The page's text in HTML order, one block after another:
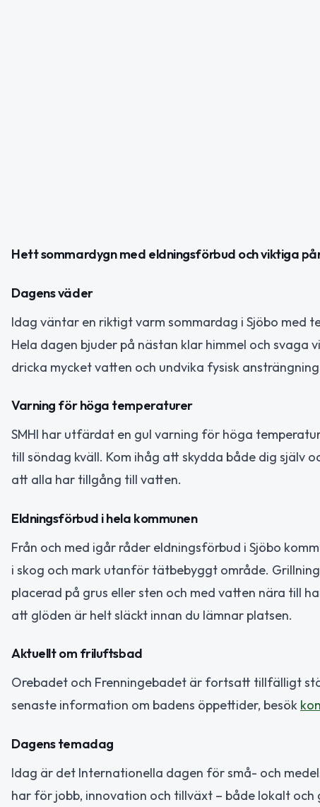
Hett sommardygn med eldningsförbud och viktiga
Dagens väder
Idag väntar en riktigt varm sommardag i Sjöbo med
Hela dagen bjuder på nästan klar himmel och svaga
dricka mycket vatten och undvika fysisk
Varning för höga temperaturer
SMHI har utfärdat en gul varning för höga
till söndag kväll. Kom ihåg att skydda både dig själv
att alla har tillgång till vatten.
Eldningsförbud i hela kommunen
Från och med igår råder eldningsförbud i Sjöbo
i skog och mark utanför tätbebyggt område.
placerad på grus eller sten och med vatten nära till
att glöden är helt släckt innan du lämnar platsen.
Aktuellt om friluftsbad
Orebadet och Frenningebadet är fortsatt tillfälligt
senaste information om badens öppettider, besök
Dagens temadag
Idag är det Internationella dagen för små- och
har för jobb, innovation och tillväxt – både lokalt